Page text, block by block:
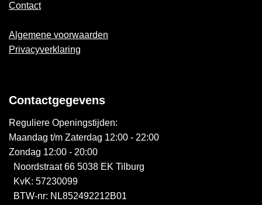
Contact
Algemene voorwaarden
Privacyverklaring
Contactgegevens
Reguliere Openingstijden:
Maandag t/m Zaterdag 12:00 - 22:00
Zondag 12:00 - 20:00
Noordstraat 66 5038 EK Tilburg
KvK: 57230099
BTW-nr: NL852492212B01